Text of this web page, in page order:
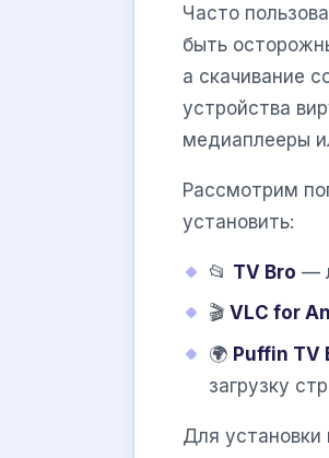
Часто
быть
а скачивание
устройства
медиаплееры
Рассмотрим
установить:
📂 TV Bro —
🎬 VLC for
🌍 Puffin TV
загрузку
Для установки